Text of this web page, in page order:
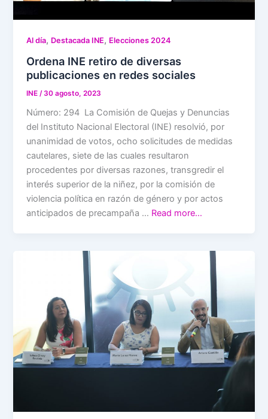
Al día, Destacada INE, Elecciones 2024
Ordena INE retiro de diversas
publicaciones en redes sociales
INE /30 agosto, 2023
Número: 294 La Comisión de Quejas y Denuncias
del Instituto Nacional Electoral (INE) resolvió, por
unanimidad de votos, ocho solicitudes de medidas
cautelares, siete de las cuales resultaron
procedentes por diversas razones, transgredir el
interés superior de la niñez, por la comisión de
violencia política en razón de género y por actos
anticipados de precampaña … Read more…